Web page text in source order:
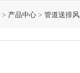
> 产品中心 > 管道送排